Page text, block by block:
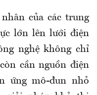
của các trung
lớn lên lưới điện
nghệ không chỉ
cần nguồn điện
ứng mô-đun nhỏ